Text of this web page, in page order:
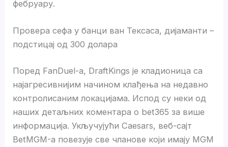
фебруару.
Провера сефа у банци ван Тексаса, дијаманти –
подстицај од 300 долара
Поред FanDuel-а, DraftKings је кладионица са
најагресивнијим начином клађења на недавно
контролисаним локацијама. Испод су неки од
наших детаљних коментара о bet365 за више
информација. Укључујући Caesars, веб-сајт
BetMGM-а повезује све чланове који имају MGM